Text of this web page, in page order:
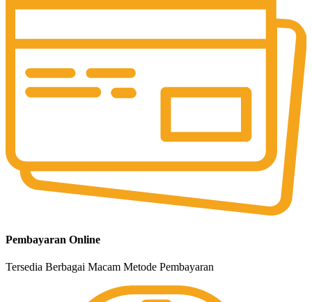
Pembayaran Online
Tersedia Berbagai Macam Metode Pembayaran